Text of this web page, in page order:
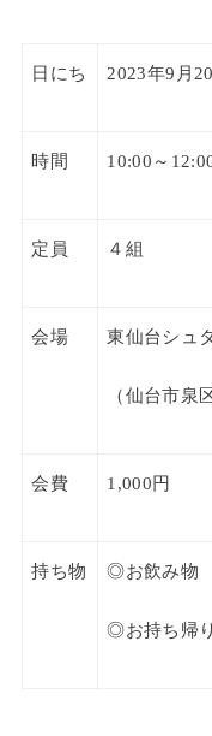
日にち 2023年9 月20
時間 10:00 ～
定員 ４組
会場 東仙台シュ
（仙台市泉
会費 1,000円
持ち物 ◎お飲み物
◎お持ち帰